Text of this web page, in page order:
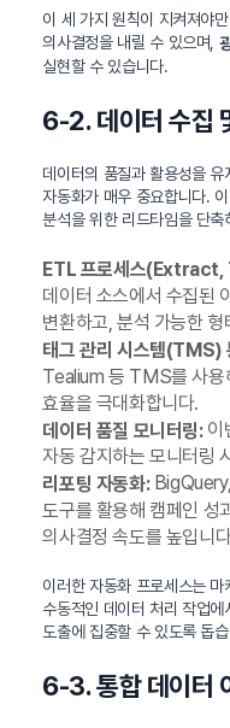
이 세 가지 원칙이 지켜져야
의사결정을 내릴 수 있으며,
실현할 수 있습니다.
6-2. 데이터 수집
데이터의 품질과 활용성을 유
자동화가 매우 중요합니다.
분석을 위한 리드타임을 단
ETL 프로세스
데이터 소스에서 수집된
변환하고, 분석 가능한
태그 관리 시스템(TMS)
Tealium 등 TMS를 사용
효율을 극대화합니다.
데이터 품질 모니터링:이
자동 감지하는 모니터링
리포팅 자동화:
도구를 활용해 캠페인 성
의사결정 속도를 높입니
이러한 자동화 프로세스는
수동적인 데이터 처리 작업
도출에 집중할 수 있도록 돕
6-3. 통합 데이터